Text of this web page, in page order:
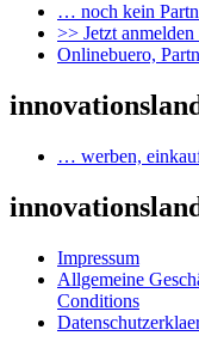
… noch kein
>> Jetzt
Onlinebuero,
… werben,
Impressum
Allgemeine
Conditions